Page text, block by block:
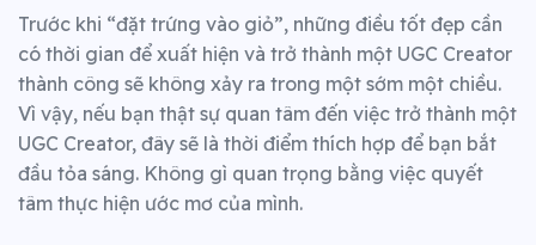
Trước khi “đặt trứng vào giỏ”, những điều tốt đẹp cần
có thời gian để xuất hiện và trở thành một UGC Creator
thành công sẽ không xảy ra trong một sớm một chiều.
Vì vậy, nếu bạn thật sự quan tâm đến việc trở thành một
UGC Creator, đây sẽ là thời điểm thích hợp để bạn bắt
đầu tỏa sáng. Không gì quan trọng bằng việc quyết
tâm thực hiện ước mơ của mình.